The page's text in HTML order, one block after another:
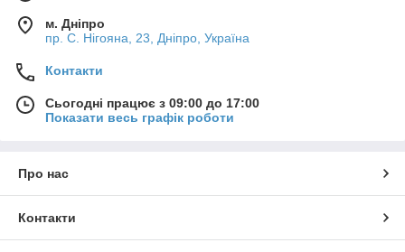
м. Дніпро
пр. С. Нігояна, 23, Дніпро, Україна
Контакти
Сьогодні працює з 09:00 до 17:00
Показати весь графік роботи
Про нас
Контакти